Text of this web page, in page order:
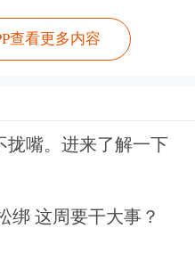
查看更多内容
拢嘴。进来了解一下
绑 这周要干大事？